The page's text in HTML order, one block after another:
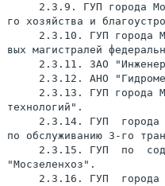
2.3.9. ГУП города
го хозяйства и
2.3.10. ГУП города
вых магистралей
2.3.11. ЗАО
2.3.12. АНО
2.3.13. ГУП города
технологий".
2.3.14. ГУП  города
по обслуживанию 3-го
2.3.15. ГУП  по
"Мосзеленхоз".
2.3.16. ГУП  города